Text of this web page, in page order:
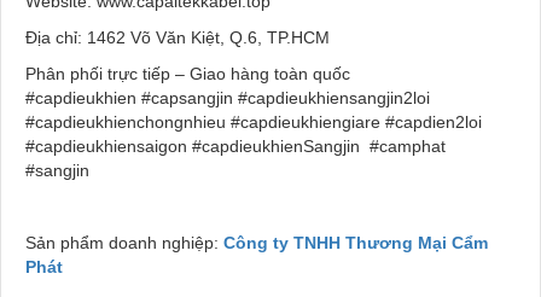
Địa chỉ: 1462 Võ Văn Kiệt, Q.6, TP.HCM
Phân phối trực tiếp – Giao hàng toàn quốc
#capdieukhien #capsangjin #capdieukhiensangjin2loi
#capdieukhienchongnhieu #capdieukhiengiare #capdien2loi
#capdieukhiensaigon #capdieukhienSangjin #camphat
#sangjin
Sản phẩm doanh nghiệp: Công ty TNHH Thương Mại Cẩm
Phát